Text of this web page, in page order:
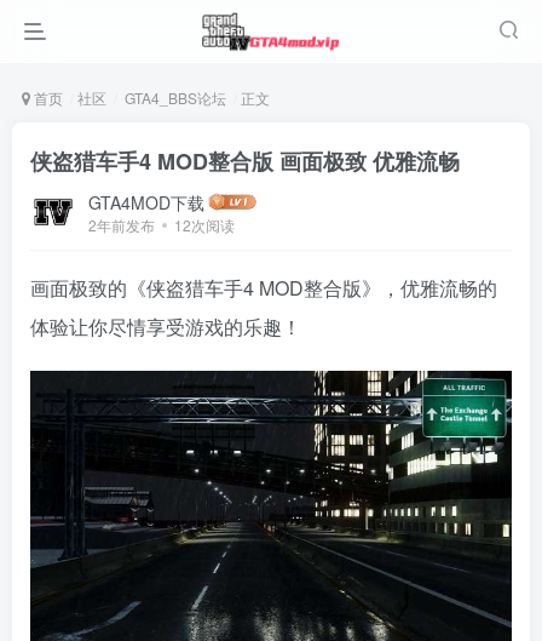
首页 社区 GTA4_BBS论坛 正文
侠盗猎车手4 MOD整合版 画面极致 优雅流畅
GTA4MOD下载
2年前发布 12次阅读
画面极致的《侠盗猎车手4 MOD整合版》，优雅流畅的
体验让你尽情享受游戏的乐趣！